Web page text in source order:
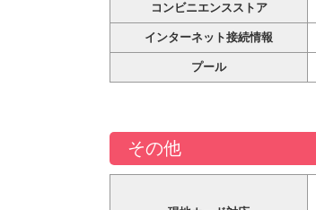
コンビニエンスストア
インターネット接続情報
プール
その他